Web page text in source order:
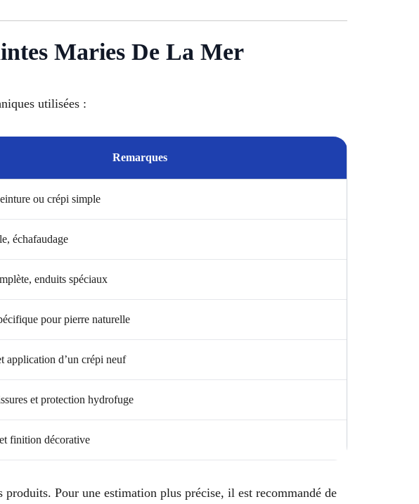
Maries De La Mer
utilisées :
Remarques
ou crépi simple
échafaudage
enduits spéciaux
pour pierre naturelle
application d’un crépi neuf
et protection hydrofuge
finition décorative
Pour une estimation plus précise, il est recommandé de